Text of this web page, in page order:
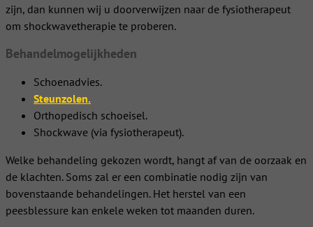
zijn, dan kunnen wij u doorverwijzen naar de fysiotherapeut
om shockwavetherapie te proberen.
Behandelmogelijkheden
Schoenadvies.
Steunzolen.
Orthopedisch schoeisel.
Shockwave (via fysiotherapeut).
Welke behandeling gekozen wordt, hangt af van de oorzaak en
de klachten. Soms zal er een combinatie nodig zijn van
bovenstaande behandelingen. Het herstel van een
peesblessure kan enkele weken tot maanden duren.